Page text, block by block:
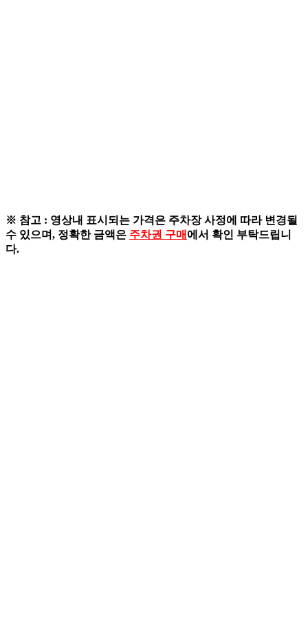
※ 참고 : 영상내 표시되는 가격은 주차장 사정에 따라 변경될
수 있으며, 정확한 금액은 주차권 구매 에서 확인 부탁드립니
다.